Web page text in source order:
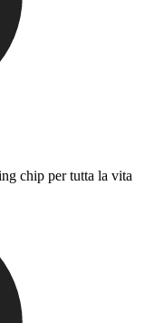
chip per tutta la vita